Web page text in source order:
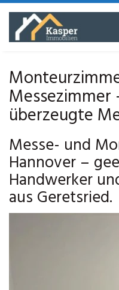
Skip
main
Messezimmer
überzeugte
Messe- und
Hannover –
Handwerker
aus Geretsried.